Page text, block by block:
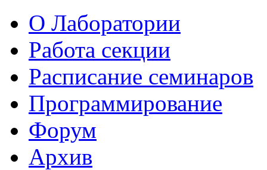
О Лаборатории
Работа секции
Расписание семинаров
Программирование
Форум
Архив